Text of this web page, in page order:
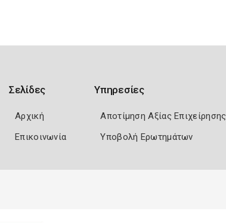
Σελίδες
Αρχική
Επικοινωνία
Υπηρεσίες
Αποτίμηση Αξίας Επιχείρησης
Υποβολή Ερωτημάτων